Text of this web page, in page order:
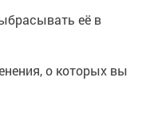
её в
о которых вы